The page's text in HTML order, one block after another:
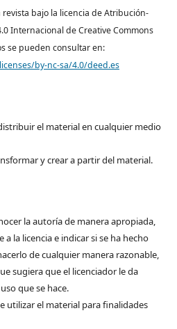
revista bajo la licencia de Atribución-
Internacional de Creative Commons
se pueden consultar en:
by-nc-sa/4.0/deed.es
el material en cualquier medio
y crear a partir del material.
la autoría de manera apropiada,
la licencia e indicar si se ha hecho
de cualquier manera razonable,
sugiera que el licenciador le da
que se hace.
utilizar el material para finalidades